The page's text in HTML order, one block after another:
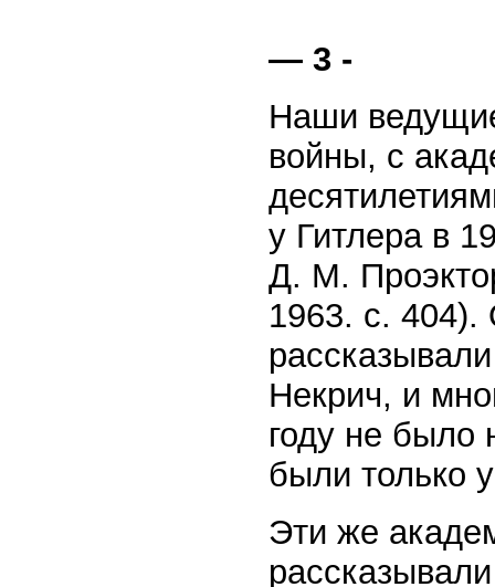
— 3 -
Наши
войны, с
у Гитлера в
Д. М.
1963. с. 404).
Некрич, и
году не было
были только
Эти же